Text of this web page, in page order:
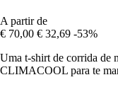
A partir de
€ 70,00 € 32,69 -53%
Uma t-shirt de corrida de
CLIMACOOL para te